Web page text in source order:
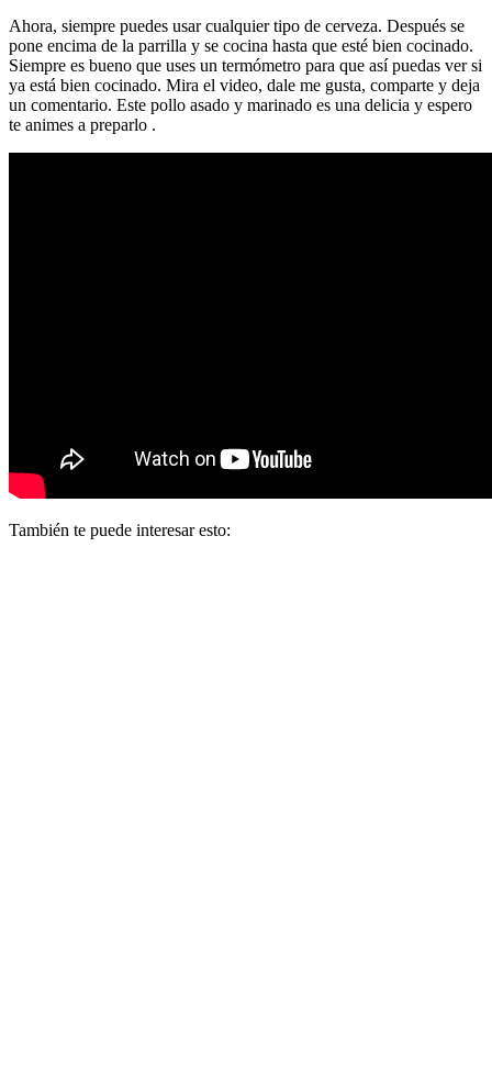
Ahora, siempre puedes usar cualquier tipo de cerveza. Después se
pone encima de la parrilla y se cocina hasta que esté bien cocinado.
Siempre es bueno que uses un termómetro para que así puedas ver si
ya está bien cocinado. Mira el video, dale me gusta, comparte y deja
un comentario. Este pollo asado y marinado es una delicia y espero
te animes a preparlo .
También te puede interesar esto: